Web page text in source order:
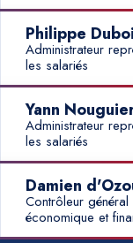
Philippe
Administrateur
les salariés
Yann
Administrateur
les salariés
Damien
Contrôleur général
économique et